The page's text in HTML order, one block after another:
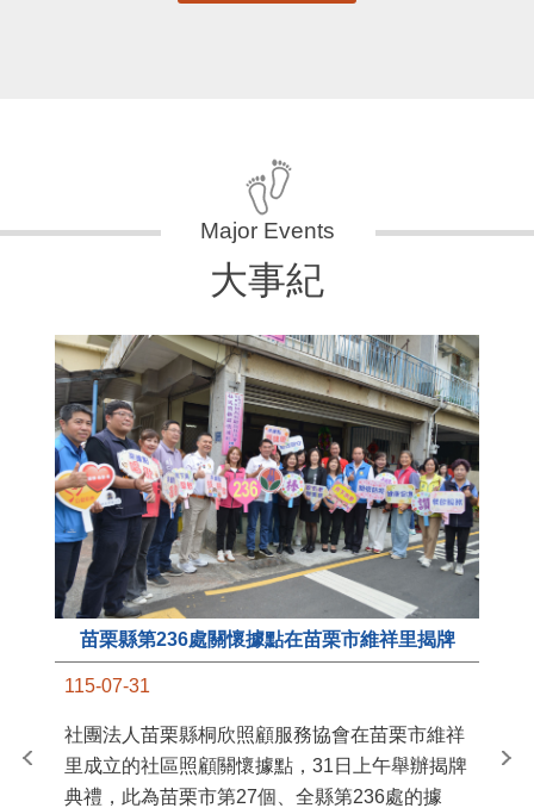
大事紀
苗栗縣第236處關懷據點在苗栗市維祥里揭牌
115-07-31
社團法人苗栗縣桐欣照顧服務協會在苗栗市維祥
里成立的社區照顧關懷據點，31日上午舉辦揭牌
典禮，此為苗栗市第27個、全縣第236處的據
苗